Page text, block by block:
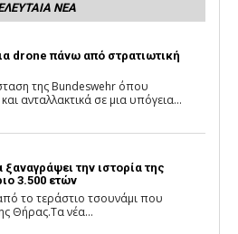
ΝΕΑ
drone πάνω από στρατιωτική
της Bundeswehr όπου
ανταλλακτικά σε μια υπόγεια...
την ιστορία της
3.500 ετών
το τεράστιο τσουνάμι που
Θήρας.Τα νέα...